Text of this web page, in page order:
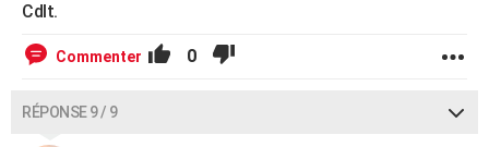
Cdlt.
Commenter 0
RÉPONSE 9 / 9